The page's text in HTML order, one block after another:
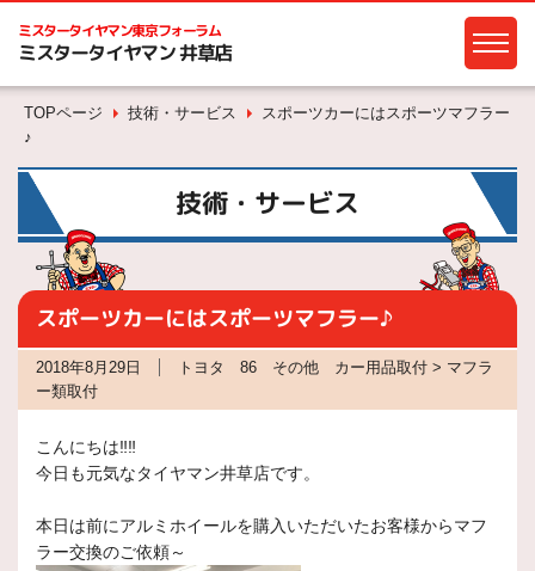
ミスタータイヤマン東京フォーラム
ミスタータイヤマン 井草店
TOPページ 技術・サービス
スポーツカーにはスポーツマフラー
♪
技術・サービス
スポーツカーにはスポーツマフラー♪
2018年8月29日
トヨタ 86 その他 カー用品取付 > マフラ
ー類取付
こんにちは‼‼
今日も元気なタイヤマン井草店です。
本日は前にアルミホイールを購入いただいたお客様からマフ
ラー交換のご依頼～